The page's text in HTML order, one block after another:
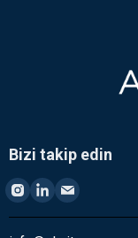
Bizi takip edin